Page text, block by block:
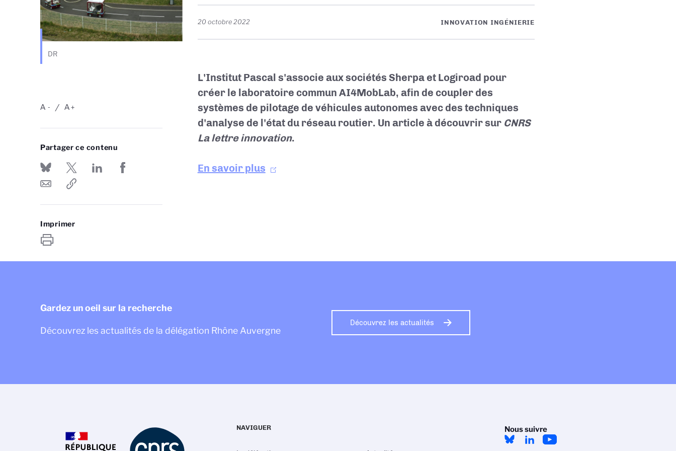
DR
-
A +
A
Partager ce contenu
Imprimer
20 octobre 2022 INNOVATION INGÉNIERIE
L'Institut Pascal s'associe aux sociétés Sherpa et Logiroad pour
créer le laboratoire commun AI4MobLab, afin de coupler des
systèmes de pilotage de véhicules autonomes avec des techniques
d'analyse de l'état du réseau routier. Un article à découvrir sur CNRS
La lettre innovation.
En savoir plus
Gardez un oeil sur la recherche
Découvrez les actualités de la délégation Rhône Auvergne
Découvrez les actualités
Nous suivre
NAVIGUER